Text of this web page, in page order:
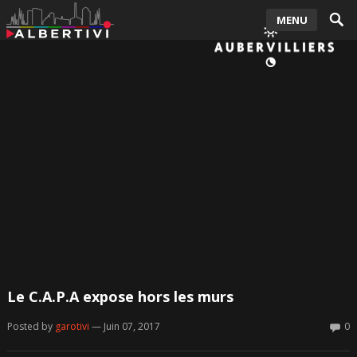
MENU
Le C.A.P.A expose hors les murs
Posted by garotivi — Juin 07, 2017 0